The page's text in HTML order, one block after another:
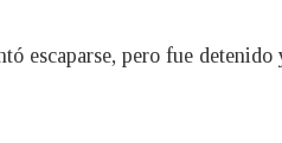
pero fue detenido